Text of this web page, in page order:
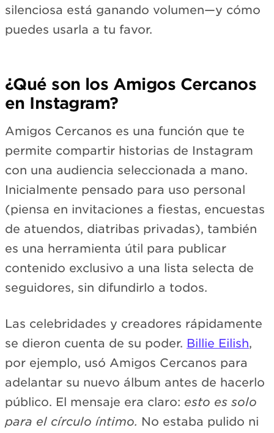
silenciosa está ganando volumen—y cómo
puedes usarla a tu favor.
¿Qué son los Amigos Cercanos
en Instagram?
Amigos Cercanos es una función que te
permite compartir historias de Instagram
con una audiencia seleccionada a mano.
Inicialmente pensado para uso personal
(piensa en invitaciones a fiestas, encuestas
de atuendos, diatribas privadas), también
es una herramienta útil para publicar
contenido exclusivo a una lista selecta de
seguidores, sin difundirlo a todos.
Las celebridades y creadores rápidamente
se dieron cuenta de su poder. Billie Eilish,
por ejemplo, usó Amigos Cercanos para
adelantar su nuevo álbum antes de hacerlo
público. El mensaje era claro: esto es solo
para el círculo íntimo. No estaba pulido ni